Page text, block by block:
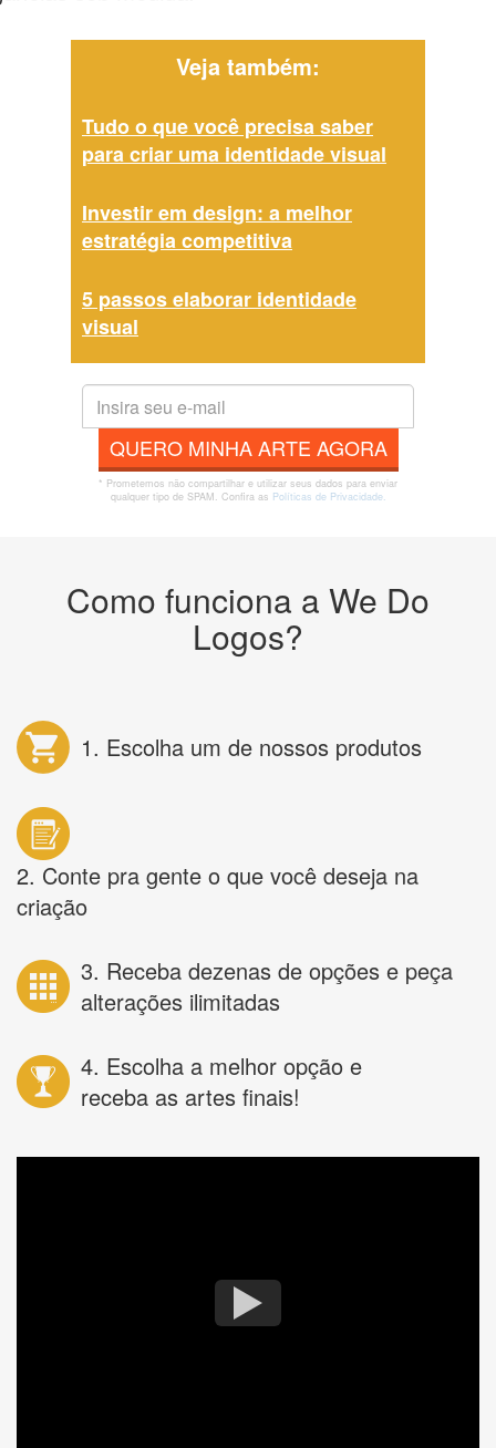
Veja também:
Tudo o que você precisa saber
para criar uma identidade visual
Investir em design: a melhor
estratégia competitiva
5 passos elaborar identidade
visual
QUERO MINHA ARTE AGORA
* Prometemos não compartilhar e utilizar seus dados para enviar
qualquer tipo de SPAM. Confira as Políticas de Privacidade.
Como funciona a We Do
Logos?
1. Escolha um de nossos produtos
2. Conte pra gente o que você deseja na
criação
3. Receba dezenas de opções e peça
alterações ilimitadas
4. Escolha a melhor opção e
receba as artes finais!